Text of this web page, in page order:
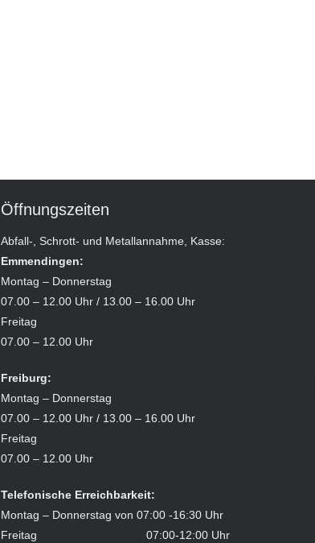
Öffnungszeiten
Abfall-, Schrott- und Metallannahme, Kasse:
Emmendingen:
Montag – Donnerstag
07.00 – 12.00 Uhr / 13.00 – 16.00 Uhr
Freitag
07.00 – 12.00 Uhr
Freiburg:
Montag – Donnerstag
07.00 – 12.00 Uhr / 13.00 – 16.00 Uhr
Freitag
07.00 – 12.00 Uhr
Telefonische Erreichbarkeit:
Montag – Donnerstag von 07:00 -16:30 Uhr
Freitag 07:00-12:00 Uhr